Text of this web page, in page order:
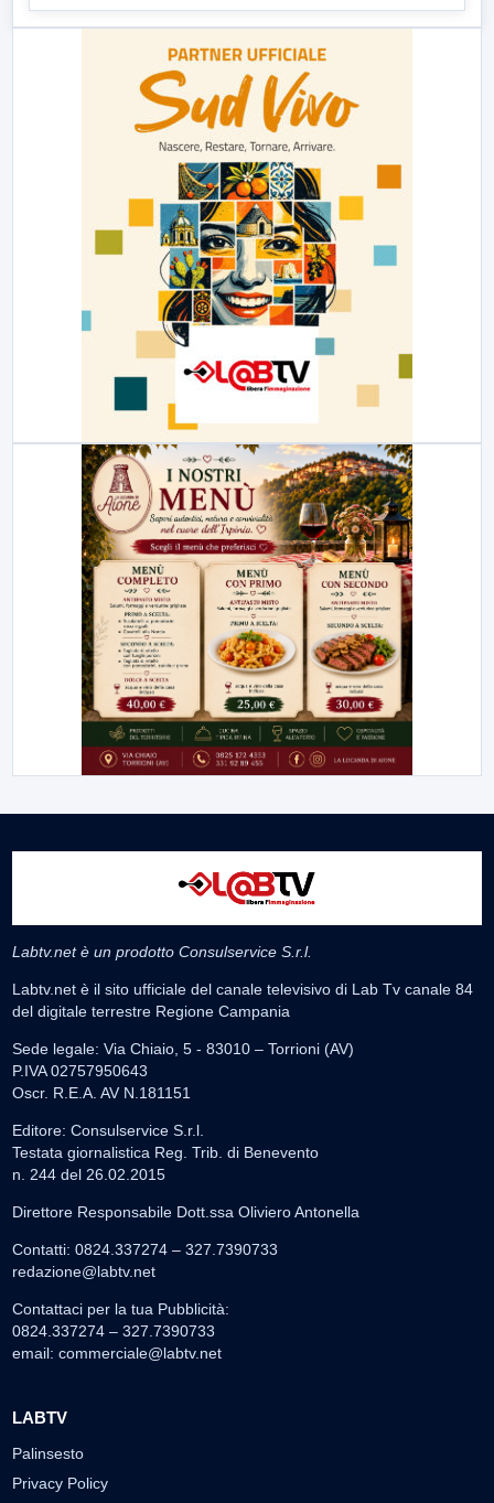
Labtv.net è un prodotto Consulservice S.r.l.
Labtv.net è il sito ufficiale del canale televisivo di Lab Tv canale 84
del digitale terrestre Regione Campania
Sede legale: Via Chiaio, 5 - 83010 – Torrioni (AV)
P.IVA 02757950643
Oscr. R.E.A. AV N.181151
Editore: Consulservice S.r.l.
Testata giornalistica Reg. Trib. di Benevento
n. 244 del 26.02.2015
Direttore Responsabile Dott.ssa Oliviero Antonella
Contatti: 0824.337274 – 327.7390733
redazione@labtv.net
Contattaci per la tua Pubblicità:
0824.337274 – 327.7390733
email: commerciale@labtv.net
LABTV
Palinsesto
Privacy Policy